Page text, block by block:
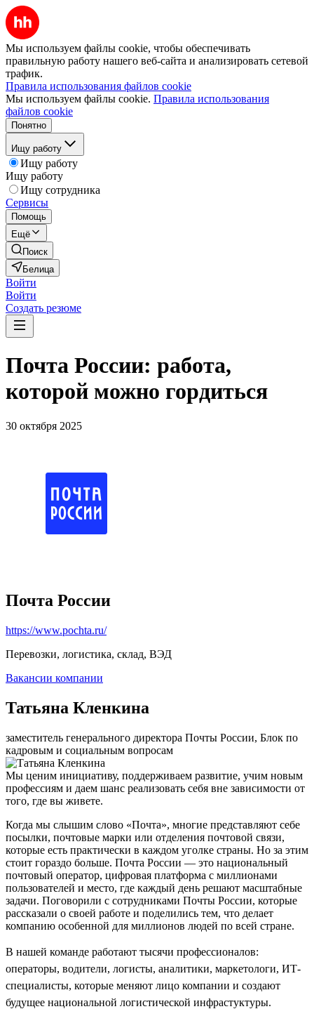
Мы используем файлы cookie, чтобы обеспечивать
правильную работу нашего веб-сайта и анализировать сетевой
трафик.
Правила использования файлов cookie
Мы используем файлы cookie. Правила использования
файлов cookie
Понятно
Ищу работу
Ищу работу
Ищу работу
Ищу сотрудника
Сервисы
Помощь
Ещё
Поиск
Белица
Войти
Войти
Создать резюме
Почта России: работа,
которой можно гордиться
30 октября 2025
Почта России
https://www.pochta.ru/
Перевозки, логистика, склад, ВЭД
Вакансии компании
Татьяна Кленкина
заместитель генерального директора Почты России, Блок по
кадровым и социальным вопросам
Мы ценим инициативу, поддерживаем развитие, учим новым
профессиям и даем шанс реализовать себя вне зависимости от
того, где вы живете.
Когда мы слышим слово «Почта», многие представляют себе
посылки, почтовые марки или отделения почтовой связи,
которые есть практически в каждом уголке страны. Но за этим
стоит гораздо больше. Почта России — это национальный
почтовый оператор, цифровая платформа с миллионами
пользователей и место, где каждый день решают масштабные
задачи. Поговорили с сотрудниками Почты России, которые
рассказали о своей работе и поделились тем, что делает
компанию особенной для миллионов людей по всей стране.
В нашей команде работают тысячи профессионалов:
операторы, водители, логисты, аналитики, маркетологи, ИТ-
специалисты, которые меняют лицо компании и создают
будущее национальной логистической инфрастуктуры.